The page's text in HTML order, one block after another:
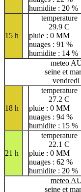
humidite : 20 %
15 h
temperature
29.9 C
pluie : 0 MM
nuages : 91 %
humidite : 14 %
meteo
seine et
18 h
temperature
27.2 C
pluie : 0 MM
nuages : 94 %
humidite : 15 %
21 h
temperature
22.1 C
pluie : 0 MM
nuages : 62 %
humidite : 20 %
meteo
seine et